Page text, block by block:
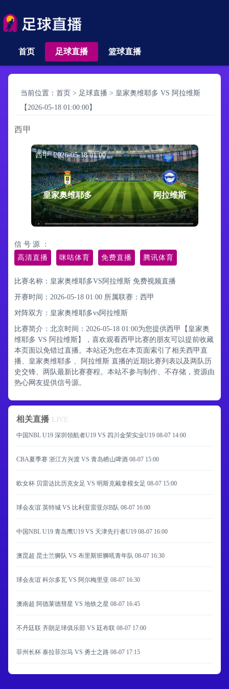
首页 足球直播 篮球直播
当前位置： 首页 > 足球直播 > 皇家奥维耶多 VS 阿拉维斯
【2026-05-18 01:00:00】
西甲
西甲 2026-05-18 01:00
皇家奥维耶多 阿拉维斯
信 号 源 ：
高清直播
咪咕体育 免费直播 腾讯体育
比赛名称：皇家奥维耶多VS阿拉维斯 免费视频直播
开赛时间：2026-05-18 01:00 所属联赛： 西甲
对阵双方：皇家奥维耶多vs阿拉维斯
比赛简介：北京时间：2026-05-18 01:00为您提供西甲【皇家奥
维耶多 VS 阿拉维斯】，喜欢观看西甲比赛的朋友可以提前收藏
本页面以免错过直播。本站还为您在本页面索引了相关西甲直
播、皇家奥维耶多 、阿拉维斯 直播的近期比赛列表以及两队历
史交锋、两队最新比赛赛程。本站不参与制作、不存储，资源由
热心网友提供信号源。
相关直播 LIVE
中国NBL U19 深圳領航者U19 VS 四川金荣实业U19 08-07 14:00
CBA夏季赛 浙江方兴渡 VS 青岛崂山啤酒 08-07 15:00
欧女杯 贝雷达比历克女足 VS 明斯克戴拿模女足 08-07 15:00
球会友谊 英特城 VS 比利亚雷亚尔B队 08-07 16:00
中国NBL U19 青岛鹰U19 VS 天津先行者U19 08-07 16:00
澳昆超 昆士兰狮队 VS 布里斯班狮吼青年队 08-07 16:30
球会友谊 科尔多瓦 VS 阿尔梅里亚 08-07 16:30
澳南超 阿德莱德彗星 VS 地铁之星 08-07 16:45
不丹廷联 齐朗足球俱乐部 VS 廷布联 08-07 17:00
菲州长杯 泰拉菲尔马 VS 勇士之路 08-07 17:15